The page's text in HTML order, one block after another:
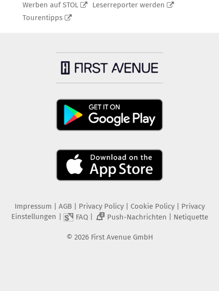
Werben auf STOL
Leserreporter werden
Tourentipps
Impressum AGB Privacy Policy| Cookie Policy| Privacy
Einstellungen
FAQ| 2 Push-Nachrichten Netiquette
© 2026 First Avenue GmbH